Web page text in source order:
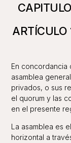
En concordancia
asamblea
privados, o sus
el quorum y las
en el presente
La asamblea es
horizontal a